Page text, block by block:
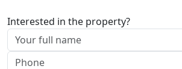
Interested in the property?